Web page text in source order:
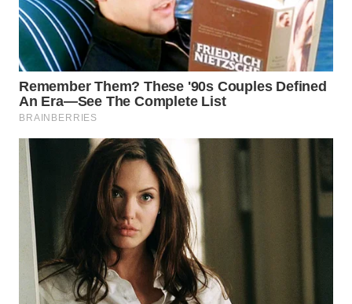
WN
SUKABUMI
WN
PURWAKARTA
WN
PRIANGAN
SEMARANG
WN
SOLO